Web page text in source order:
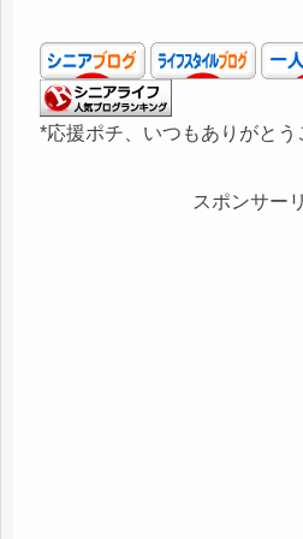
*応援ポチ、いつもありがとう
スポンサー